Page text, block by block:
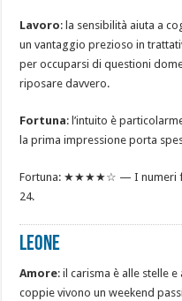
Lavoro: la sensibilità aiuta a
un vantaggio prezioso in
per occuparsi di questioni
riposare davvero.
Fortuna: l’intuito è
la prima impressione porta
Fortuna: ★★★★☆ — I numeri
24.
LEONE
Amore: il carisma è alle stelle
coppie vivono un weekend